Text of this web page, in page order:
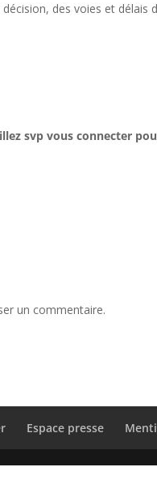
des voies et délais
svp vous connecter
un commentaire.
Espace presse